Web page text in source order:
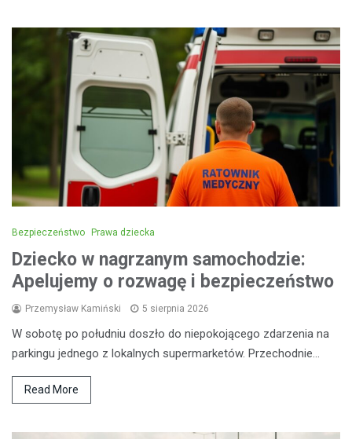
Bezpieczeństwo Prawa dziecka
Dziecko w nagrzanym samochodzie:
Apelujemy o rozwagę i bezpieczeństwo
Przemysław Kamiński 5 sierpnia 2026
W sobotę po południu doszło do niepokojącego zdarzenia na
parkingu jednego z lokalnych supermarketów. Przechodnie…
Read More